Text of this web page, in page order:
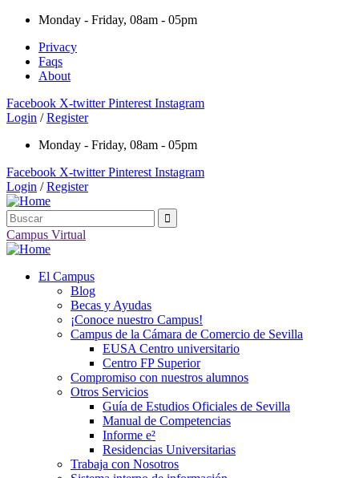
Monday - Friday, 08am - 05pm
Privacy
Faqs
About
Facebook X-twitter Pinterest Instagram
Login / Register
Monday - Friday, 08am - 05pm
Facebook X-twitter Pinterest Instagram
Login / Register
Campus Virtual
El Campus
Blog
Becas y Ayudas
¡Conoce nuestro Campus!
Campus de la Cámara de Comercio de Sevilla
EUSA Centro universitario
Centro FP Superior
Compromiso con nuestros alumnos
Otros Servicios
Guía de Estudios Oficiales de Sevilla
Manual de Competencias
Informe e²
Residencias Universitarias
Trabaja con Nosotros